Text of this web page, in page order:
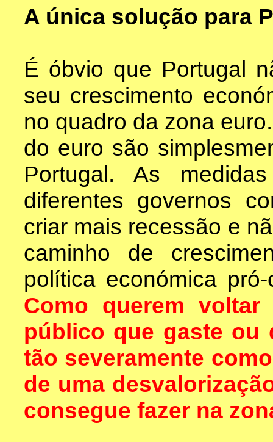
A única solução para
É óbvio que Portugal
seu crescimento
no quadro da zona
do euro são
Portugal. As
diferentes governos
criar mais recessão e
caminho de
política económica
Como querem
público que gaste ou
tão severamente
de uma
consegue fazer na